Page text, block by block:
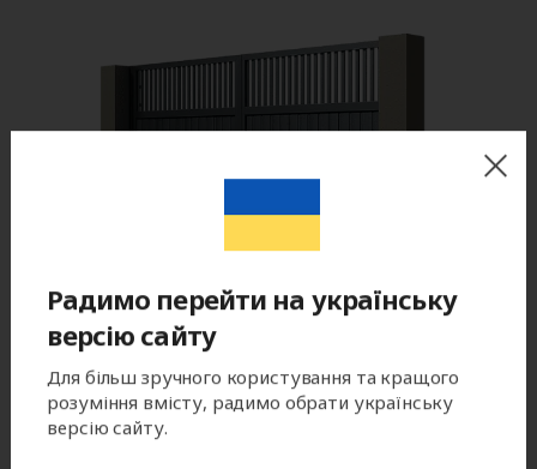
Цвет готового изделия может незначительно отличаться по
Радимо перейти на українську
версію сайту
Для більш зручного користування та кращого
розуміння вмісту, радимо обрати українську
версію сайту.